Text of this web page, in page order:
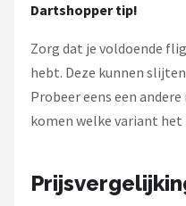
Dartshopper tip!
Zorg dat je voldoende
hebt. Deze kunnen
Probeer eens een
komen welke variant het